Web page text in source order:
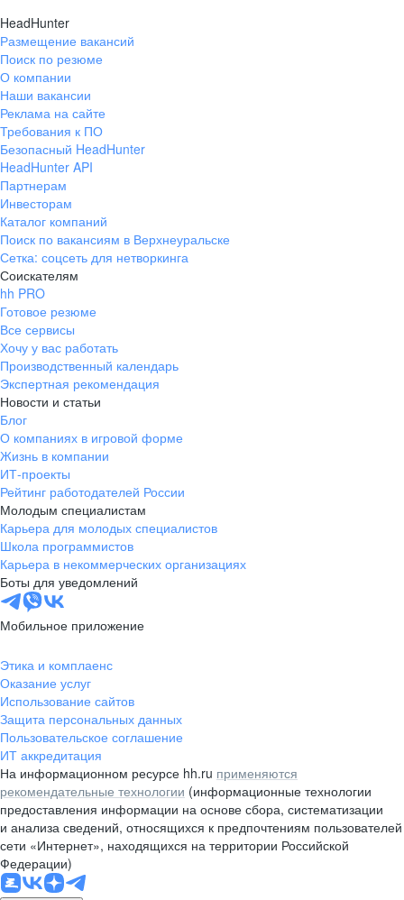
HeadHunter
Размещение вакансий
Поиск по резюме
О компании
Наши вакансии
Реклама на сайте
Требования к ПО
Безопасный HeadHunter
HeadHunter API
Партнерам
Инвесторам
Каталог компаний
Поиск по вакансиям в Верхнеуральске
Сетка: соцсеть для нетворкинга
Соискателям
hh PRO
Готовое резюме
Все сервисы
Хочу у вас работать
Производственный календарь
Экспертная рекомендация
Новости и статьи
Блог
О компаниях в игровой форме
Жизнь в компании
ИТ-проекты
Рейтинг работодателей России
Молодым специалистам
Карьера для молодых специалистов
Школа программистов
Карьера в некоммерческих организациях
Боты для уведомлений
Мобильное приложение
Этика и комплаенс
Оказание услуг
Использование сайтов
Защита персональных данных
Пользовательское соглашение
ИТ аккредитация
На информационном ресурсе hh.ru применяются
рекомендательные технологии (информационные технологии
предоставления информации на основе сбора, систематизации
и анализа сведений, относящихся к предпочтениям пользователей
сети «Интернет», находящихся на территории Российской
Федерации)